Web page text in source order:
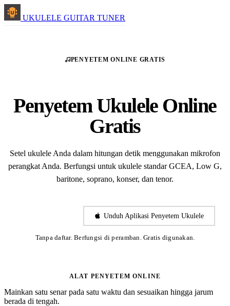
UKULELE GUITAR TUNER
PENYETEM ONLINE GRATIS
Penyetem Ukulele Online
Gratis
Setel ukulele Anda dalam hitungan detik menggunakan mikrofon
perangkat Anda. Berfungsi untuk ukulele standar GCEA, Low G,
baritone, soprano, konser, dan tenor.
Unduh Aplikasi Penyetem Ukulele
Tanpa daftar. Berfungsi di peramban. Gratis digunakan.
ALAT PENYETEM ONLINE
Mainkan satu senar pada satu waktu dan sesuaikan hingga jarum
berada di tengah.